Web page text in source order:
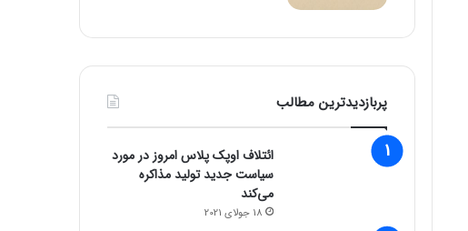
پربازدیدترین مطالب
ائتلاف اوپک پلاس امروز در مورد
سیاست جدید تولید مذاکره
می‌کند
18 جولای 2021